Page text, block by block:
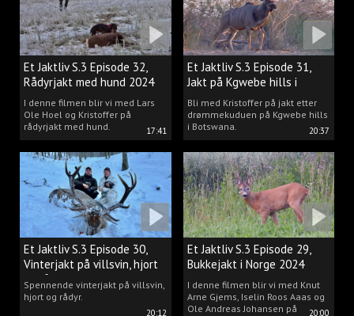
17:41
Et Jaktliv S.3 Episode 32,
Rådyrjakt med hund 2024
I denne filmen blir vi med Lars
Ole Hoel og Kristoffer på
rådyrjakt med hund.
20:37
Et Jaktliv S.3 Episode 31,
Jakt på Kgwebe hills i
Botswana
Bli med Kristoffer på jakt etter
drømmekuduen på Kgwebe hills
i Botswana.
20:12
Et Jaktliv S.3 Episode 30,
Vinterjakt på villsvin, hjort
og rådyr.
Spennende vinterjakt på villsvin,
hjort og rådyr.
20:00
Et Jaktliv S.3 Episode 29,
Bukkejakt i Norge 2024
I denne filmen blir vi med Knut
Arne Gjems, Iselin Roos Aaas og
Ole Andreas Johansen på